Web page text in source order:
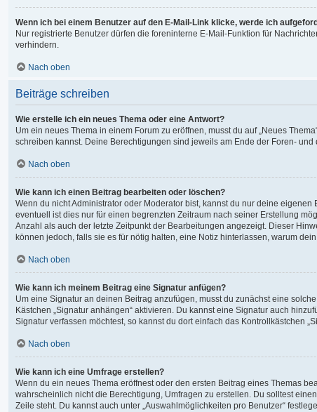
Wenn ich bei einem Benutzer auf den E-Mail-Link klicke, werde ich
Nur registrierte Benutzer dürfen die foreninterne E-Mail-Funktion für
verhindern.
Nach oben
Beiträge schreiben
Wie erstelle ich ein neues Thema oder eine Antwort?
Um ein neues Thema in einem Forum zu eröffnen, musst du auf „Neues
schreiben kannst. Deine Berechtigungen sind jeweils am Ende der Foren- und
Nach oben
Wie kann ich einen Beitrag bearbeiten oder löschen?
Wenn du nicht Administrator oder Moderator bist, kannst du nur deine
eventuell ist dies nur für einen begrenzten Zeitraum nach seiner Erstellung
Anzahl als auch der letzte Zeitpunkt der Bearbeitungen angezeigt. Dieser
können jedoch, falls sie es für nötig halten, eine Notiz hinterlassen, warum
Nach oben
Wie kann ich meinem Beitrag eine Signatur anfügen?
Um eine Signatur an deinen Beitrag anzufügen, musst du zunächst eine
Kästchen „Signatur anhängen“ aktivieren. Du kannst eine Signatur auch
Signatur verfassen möchtest, so kannst du dort einfach das Kontrollkästchen
Nach oben
Wie kann ich eine Umfrage erstellen?
Wenn du ein neues Thema eröffnest oder den ersten Beitrag eines Themas
wahrscheinlich nicht die Berechtigung, Umfragen zu erstellen. Du solltest
Zeile steht. Du kannst auch unter „Auswahlmöglichkeiten pro Benutzer“